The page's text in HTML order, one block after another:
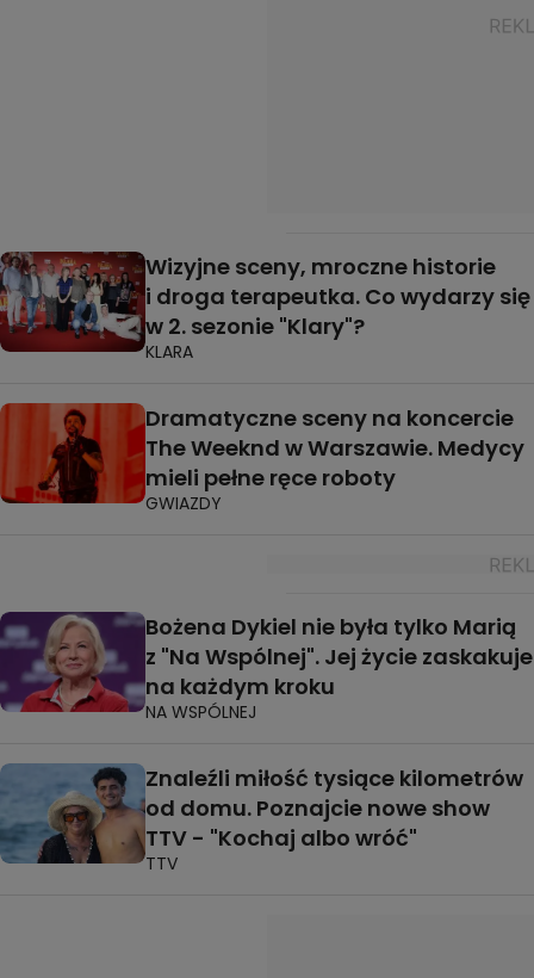
Wizyjne sceny, mroczne historie
i droga terapeutka. Co wydarzy się
w 2. sezonie "Klary"?
KLARA
Dramatyczne sceny na koncercie
The Weeknd w Warszawie. Medycy
mieli pełne ręce roboty
GWIAZDY
Bożena Dykiel nie była tylko Marią
z "Na Wspólnej". Jej życie zaskakuje
na każdym kroku
NA WSPÓLNEJ
Znaleźli miłość tysiące kilometrów
od domu. Poznajcie nowe show
TTV - "Kochaj albo wróć"
TTV